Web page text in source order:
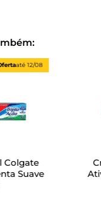
até12/08
Colgate
Suave